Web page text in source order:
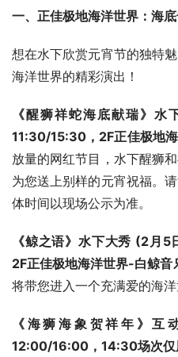
一、正佳极地海洋世界：海
想在水下欣赏元宵节的独特
海洋世界的精彩演出！
《醒狮祥蛇海底献瑞》
11:30/15:30，2F正佳极地
放量的网红节目，水下醒狮
为您送上别样的元宵祝福。
体时间以现场公示为准。
《鲸之语》水下大秀 (2月
2F正佳极地海洋世界-白鲸音
将带您进入一个充满爱的海洋
《海狮海象贺祥年》
12:00/16:00，14:30场次仅